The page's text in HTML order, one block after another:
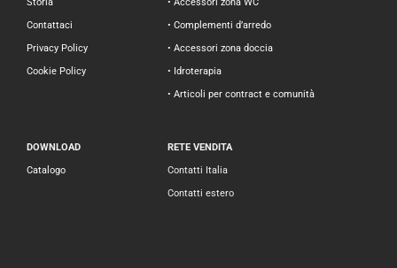
Contattaci
Privacy Policy
Cookie Policy
• Complementi d’arredo
• Accessori zona doccia
• Idroterapia
• Articoli per contract e comunità
DOWNLOAD
Catalogo
RETE VENDITA
Contatti Italia
Contatti estero